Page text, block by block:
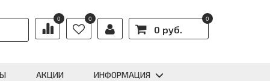
0 0
0 руб.
0
АКЦИИ ИНФОРМАЦИЯ